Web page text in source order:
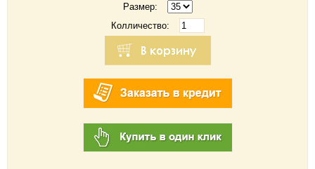
Размер:
Колличество: